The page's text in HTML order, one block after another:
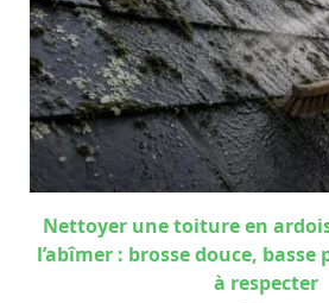
Nettoyer une toiture en
l’abîmer : brosse douce,
à respecter